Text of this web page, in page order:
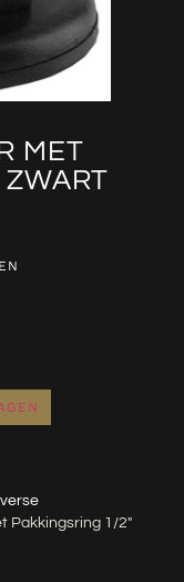
MET
Pakkingsring 1/2″